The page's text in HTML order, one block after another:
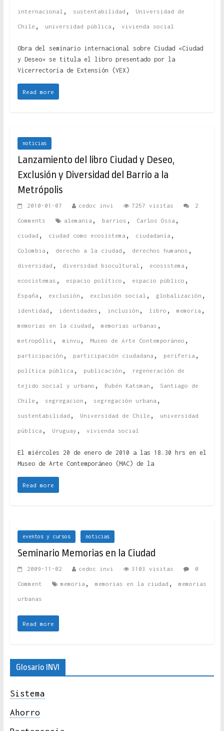
internacional , sustentabilidad , Universidad de
Chile , universidad pública , vivienda social
Obra del seminario internacional sobre Ciudad «Ciudad
y Deseo» se titula el libro presentado por la
Vicerrectoría de Extensión (VEX)
Read more
noticias
Lanzamiento del libro Ciudad y Deseo,
Exclusión y Diversidad del Barrio a la
Metrópolis
2010-01-07 cedoc invi 7257 visitas 2
Comments alemania , barrios , Carlos Ossa ,
ciudad , ciudad como ecosistema , ciudadanía ,
Colombia , derecho a la ciudad , derechos humanos ,
diversidad , diversidad biocultural , ecosistema ,
ecosistemas , espacio político , espacio público ,
España , exclusión , exclusión social , globalización ,
identidad , identidades , inclusión , libro , memoria ,
memorias en la ciudad , memorias urbanas ,
metropólis , minvu , Museo de Arte Contemporáneo ,
participación , participación ciudadana , periferia ,
política pública , publicación , regeneración de
tejido social y urbano , Rubén Katsman , Santiago de
Chile , segregacion , segregación urbana ,
sustentabilidad , Universidad de Chile , universidad
pública , Uruguay , vivienda social
El miércoles 20 de enero de 2010 a las 18.30 hrs en el
Museo de Arte Contemporáneo (MAC) de la
Read more
eventos y cursos noticias
Seminario Memorias en la Ciudad
2009-11-02 cedoc invi 3103 visitas 0
Comment memoria , memorias en la ciudad , memorias
urbanas
Read more
Glosario INVI
Sistema
Ahorro